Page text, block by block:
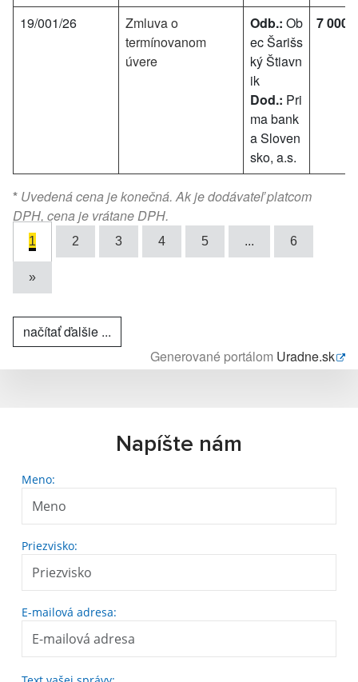
19/001/26
Zmluva o
termínovanom
úvere
Odb.: Ob
ec Šarišs
ký Štiavn
ik
Dod.: Pri
ma bank
a Sloven
sko, a.s.
7 000 €
* Uvedená cena je konečná. Ak je dodávateľ platcom
DPH, cena je vrátane DPH.
1 2 3 4 5 ... 6
»
načítať ďalšie ...
Generované portálom Uradne.sk
Napíšte nám
Meno:
Priezvisko:
E-mailová adresa: